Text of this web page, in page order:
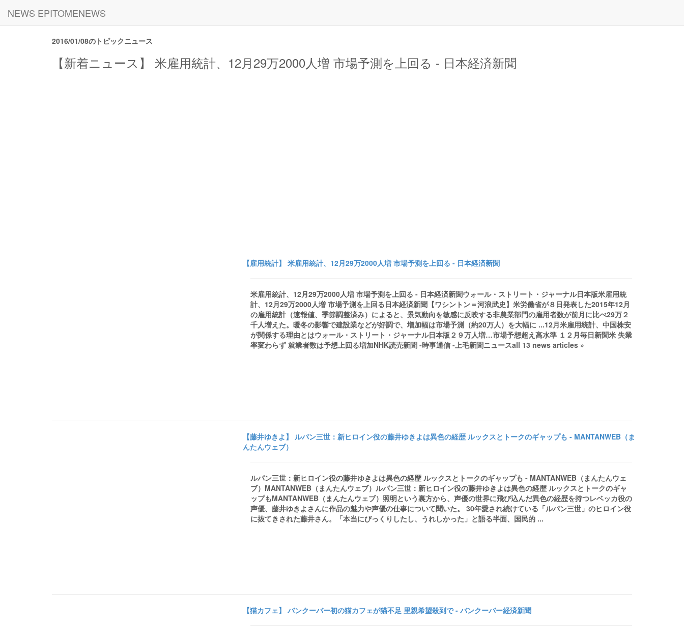
NEWS EPITOMENEWS
2016/01/08のトピックニュース
【新着ニュース】 米雇用統計、12月29万2000人増 市場予測を上回る - 日本経済新聞
【雇用統計】 米雇用統計、12月29万2000人増 市場予測を上回る - 日本経済新聞
米雇用統計、12月29万2000人増 市場予測を上回る - 日本経済新聞ウォール・ストリート・ジャーナル日本版米雇用統
計、12月29万2000人増 市場予測を上回る日本経済新聞【ワシントン＝河浪武史】米労働省が８日発表した2015年12月
の雇用統計（速報値、季節調整済み）によると、景気動向を敏感に反映する非農業部門の雇用者数が前月に比べ29万２
千人増えた。暖冬の影響で建設業などが好調で、増加幅は市場予測（約20万人）を大幅に ...12月米雇用統計、中国株安
が関係する理由とはウォール・ストリート・ジャーナル日本版２９万人増…市場予想超え高水準 １２月毎日新聞米 失業
率変わらず 就業者数は予想上回る増加NHK読売新聞 -時事通信 -上毛新聞ニュースall 13 news articles »
【藤井ゆきよ】 ルパン三世：新ヒロイン役の藤井ゆきよは異色の経歴 ルックスとトークのギャップも - MANTANWEB（ま
んたんウェブ）
ルパン三世：新ヒロイン役の藤井ゆきよは異色の経歴 ルックスとトークのギャップも - MANTANWEB（まんたんウェ
ブ）MANTANWEB（まんたんウェブ）ルパン三世：新ヒロイン役の藤井ゆきよは異色の経歴 ルックスとトークのギャ
ップもMANTANWEB（まんたんウェブ）照明という裏方から、声優の世界に飛び込んだ異色の経歴を持つレベッカ役の
声優、藤井ゆきよさんに作品の魅力や声優の仕事について聞いた。 30年愛され続けている「ルパン三世」のヒロイン役
に抜てきされた藤井さん。「本当にびっくりしたし、うれしかった」と語る半面、国民的 ...
【猫カフェ】 バンクーバー初の猫カフェが猫不足 里親希望殺到で - バンクーバー経済新聞